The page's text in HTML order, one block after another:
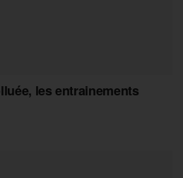
les entrainements